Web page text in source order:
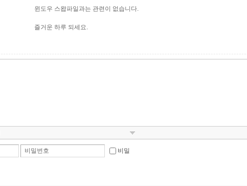
윈도우 스왑파일과는 관련이 없습니다.
즐거운 하루 되세요.
비밀번호 비밀